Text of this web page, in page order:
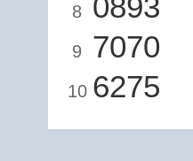
8
9 7070
10 6275